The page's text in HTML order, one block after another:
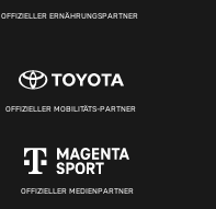
OFFIZIELLER ERNÄHRUNGSPARTNER
OFFIZIELLER MOBILITÄTS-PARTNER
OFFIZIELLER MEDIENPARTNER